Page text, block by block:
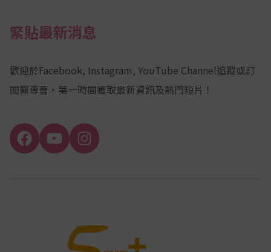
緊貼最新消息
歡迎於Facebook, Instagram, YouTube Channel追蹤或訂
閲醫專薈，第一時間獲取最新資訊及熱門短片！
Facebook
YouTube
Channel
Instagram